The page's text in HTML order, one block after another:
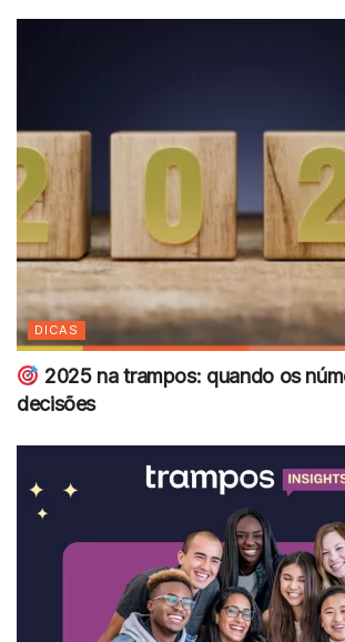
DICAS
2025 na trampos: quando os
decisões